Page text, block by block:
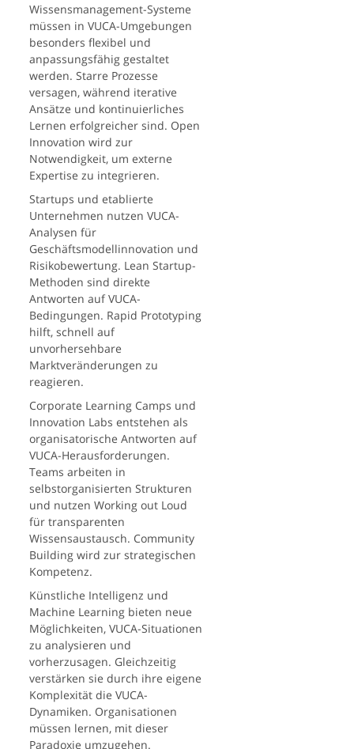
Wissensmanagement-Systeme
müssen in VUCA-Umgebungen
besonders flexibel und
anpassungsfähig gestaltet
werden. Starre Prozesse
versagen, während iterative
Ansätze und kontinuierliches
Lernen erfolgreicher sind. Open
Innovation wird zur
Notwendigkeit, um externe
Expertise zu integrieren.
Startups und etablierte
Unternehmen nutzen VUCA-
Analysen für
Geschäftsmodellinnovation und
Risikobewertung. Lean Startup-
Methoden sind direkte
Antworten auf VUCA-
Bedingungen. Rapid Prototyping
hilft, schnell auf
unvorhersehbare
Marktveränderungen zu
reagieren.
Corporate Learning Camps und
Innovation Labs entstehen als
organisatorische Antworten auf
VUCA-Herausforderungen.
Teams arbeiten in
selbstorganisierten Strukturen
und nutzen Working out Loud
für transparenten
Wissensaustausch. Community
Building wird zur strategischen
Kompetenz.
Künstliche Intelligenz und
Machine Learning bieten neue
Möglichkeiten, VUCA-Situationen
zu analysieren und
vorherzusagen. Gleichzeitig
verstärken sie durch ihre eigene
Komplexität die VUCA-
Dynamiken. Organisationen
müssen lernen, mit dieser
Paradoxie umzugehen.